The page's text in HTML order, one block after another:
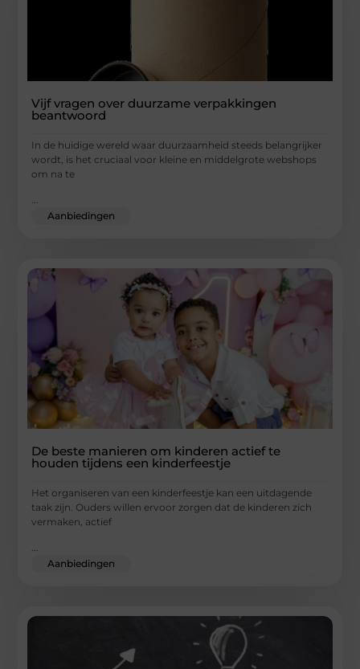
Vijf vragen over duurzame verpakkingen
beantwoord
In de huidige wereld waar duurzaamheid steeds belangrijker
wordt, is het cruciaal voor kleine en middelgrote webshops
om na te
...
Aanbiedingen
De beste manieren om kinderen actief te
houden tijdens een kinderfeestje
Het organiseren van een kinderfeestje kan een uitdagende
taak zijn. Ouders willen ervoor zorgen dat de kinderen zich
vermaken, actief
...
Aanbiedingen